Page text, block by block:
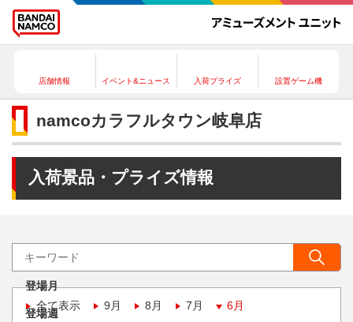
店舗情報 イベント&ニュース 入荷プライズ 設置ゲーム機
namcoカラフルタウン岐阜店
入荷景品・プライズ情報
登場月
全て表示
9月 8月 7月 6月
登場週